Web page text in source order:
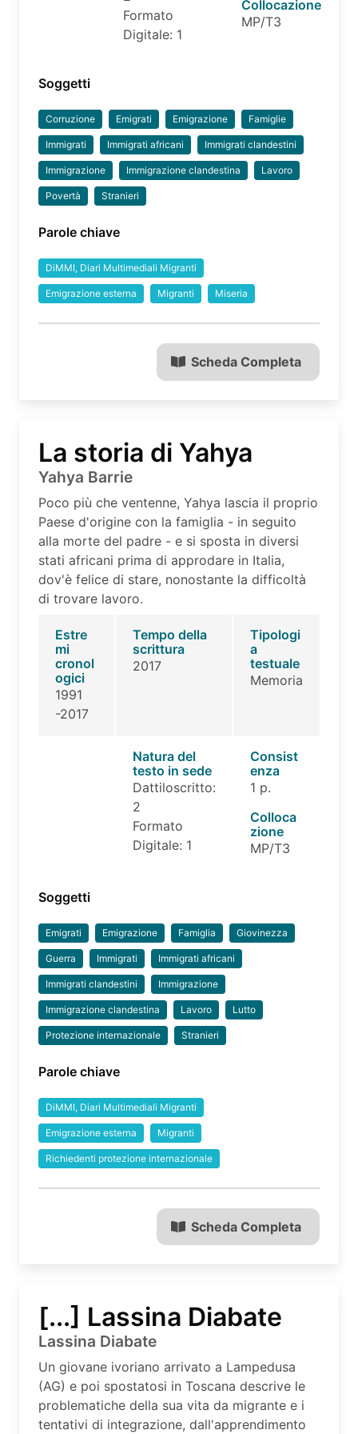
Formato
Digitale: 1
Collocazione
MP/T3
Soggetti
Corruzione Emigrati Emigrazione Famiglie
Immigrati Immigrati africani Immigrati clandestini
Immigrazione Immigrazione clandestina Lavoro
Povertà Stranieri
Parole chiave
DiMMI, Diari Multimediali Migranti
Emigrazione esterna Migranti Miseria
Scheda Completa
La storia di Yahya
Yahya Barrie
Poco più che ventenne, Yahya lascia il proprio
Paese d'origine con la famiglia - in seguito
alla morte del padre - e si sposta in diversi
stati africani prima di approdare in Italia,
dov'è felice di stare, nonostante la difficoltà
di trovare lavoro.
Estre
mi
cronol
ogici
1991
-2017
Tempo della
scrittura
2017
Tipologi
a
testuale
Memoria
Natura del
testo in sede
Dattiloscritto:
2
Formato
Digitale: 1
Consist
enza
1 p.
Colloca
zione
MP/T3
Soggetti
Emigrati Emigrazione Famiglia Giovinezza
Guerra Immigrati Immigrati africani
Immigrati clandestini Immigrazione
Immigrazione clandestina Lavoro Lutto
Protezione internazionale Stranieri
Parole chiave
DiMMI, Diari Multimediali Migranti
Emigrazione esterna Migranti
Richiedenti protezione internazionale
Scheda Completa
[...] Lassina Diabate
Lassina Diabate
Un giovane ivoriano arrivato a Lampedusa
(AG) e poi spostatosi in Toscana descrive le
problematiche della sua vita da migrante e i
tentativi di integrazione, dall'apprendimento